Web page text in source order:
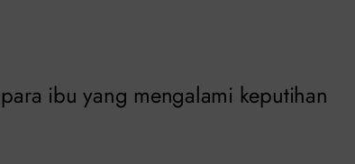
ibu yang mengalami keputihan